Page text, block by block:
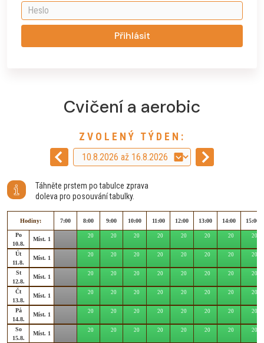
Přihlásit
Cvičení a aerobic
ZVOLENÝ TÝDEN:
Táhněte prstem po tabulce zprava
doleva pro posouvání tabulky.
Hodiny: 7:00 8:00 9:00 10:00 11:00 12:00 13:00 14:00 15:00
Po
10.8.
Míst. 1 20 20 20 20 20 20 20 20
Út
11.8.
Míst. 1 20 20 20 20 20 20 20 20
St
12.8.
Míst. 1 20 20 20 20 20 20 20 20
Čt
13.8.
Míst. 1 20 20 20 20 20 20 20 20
Pá
14.8.
Míst. 1 20 20 20 20 20 20 20 20
So
15.8.
Míst. 1 20 20 20 20 20 20 20 20